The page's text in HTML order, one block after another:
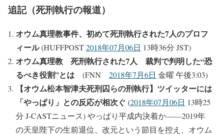
追記（死刑執行の報道）
オウム真理教事件、初めて死刑執行された7人のプロフ
ィール(HUFFPOST2018年07月06日 13時36分 JST)
オウム真理教 死刑執行された7人 裁判で判明した“恐
るべき役割”とは (FNN 2018年7月6日 金曜 午後3:03)
【オウム松本智津夫死刑囚らの刑執行】ツイッターには
「やっぱり」との反応が相次ぐ (2018年07月06日 13時25
分 J-CASTニュース) やっぱり平成内決着か――2019年
の天皇陛下の生前退位、改元という節目を控え、オウム